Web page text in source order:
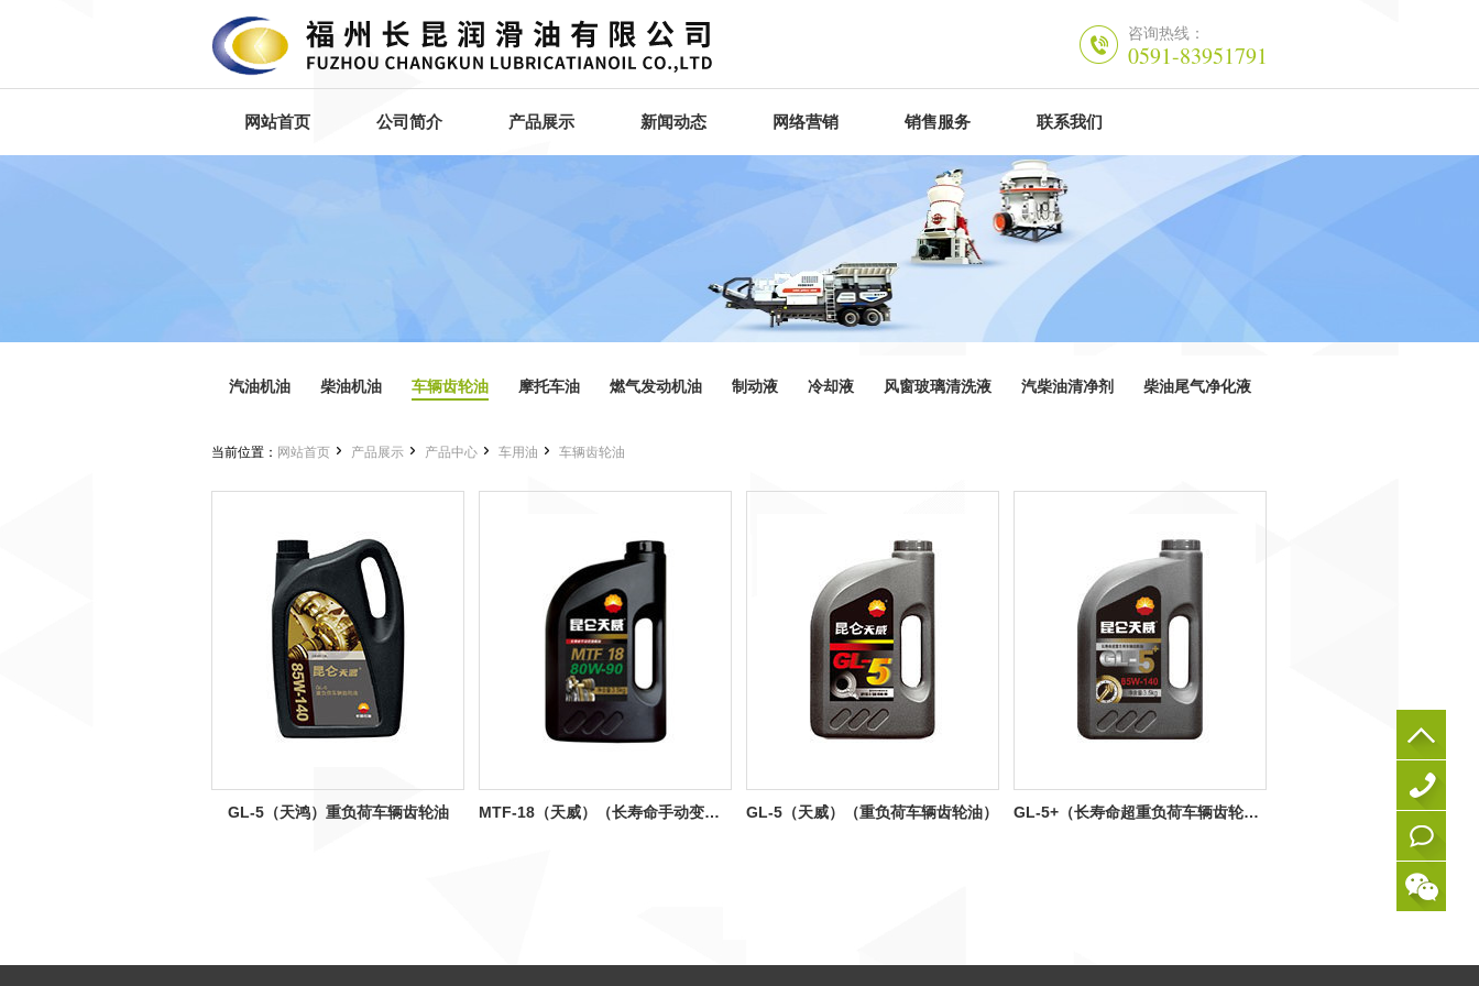
咨询热线：
0591-83951791
网站首页 公司简介 产品展示 新闻动态 网络营销 销售服务 联系我们
汽油机油 柴油机油 车辆齿轮油 摩托车油 燃气发动机油 制动液 冷却液 风窗玻璃清洗液 汽柴油清净剂 柴油尾气净化液
当前位置： 网站首页  产品展示  产品中心  车用油  车辆齿轮油
GL-5（天鸿）重负荷车辆齿轮油 MTF-18（天威）（长寿命手动变速箱油） GL-5（天威）（重负荷车辆齿轮油） GL-5+（长寿命超重负荷车辆齿轮油）
在
线